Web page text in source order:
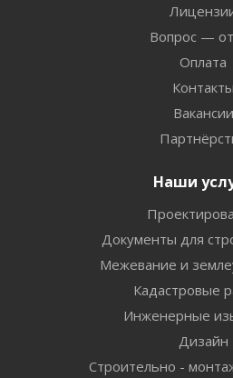
Вопрос —
Оплата
Контакты
Вакансии
Наши
Документы для
Межевание и
Кадастровые
Инженерные
Дизайн
Строительно -